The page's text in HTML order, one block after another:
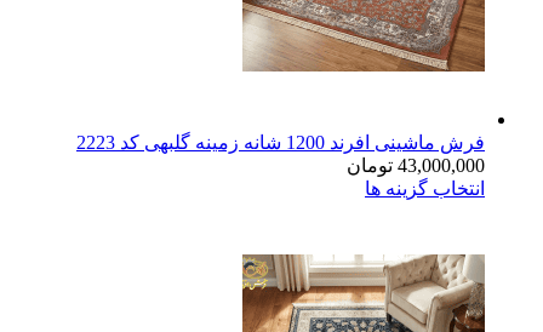
فرش ماشینی افرند 1200 شانه زمینه گلبهی کد 2223
43,000,000 تومان
انتخاب گزینه ها